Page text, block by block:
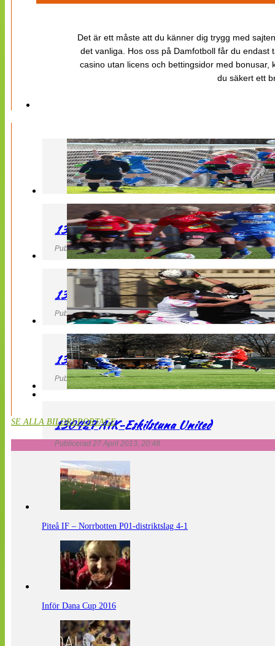
Det är ett måste att du känner dig trygg med
det vanliga. Hos oss på Damfotboll får du
casino utan licens och bettingsidor med
du säkert ett
130427 LB 07 – QBIK
Publicerad 27 April 2013, 22:40
130427 IF Limhamn Bunkeflo – QBIK
Publicerad 27 April 2013, 21:10
130427 LdB FC Malmö – Mallbackens IF
Publicerad 27 April 2013, 20:54
130427 AIK-Eskilstuna United
Publicerad 27 April 2013, 20:48
SE ALLA BILDREPORTAGE
Piteå IF – Norrbotten P01-distriktslag 4-1
Inför Dana Cup 2016